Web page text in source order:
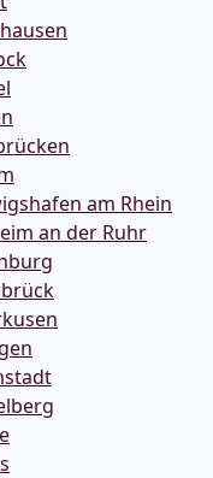
am Rhein
an der Ruhr